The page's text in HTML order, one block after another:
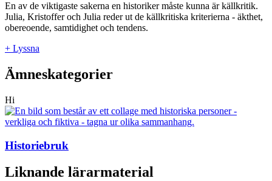
En av de viktigaste sakerna en historiker måste kunna är källkritik.
Julia, Kristoffer och Julia reder ut de källkritiska kriterierna - äkthet,
obereoende, samtidighet och tendens.
+ Lyssna
Ämneskategorier
Hi
Historiebruk
Liknande lärarmaterial